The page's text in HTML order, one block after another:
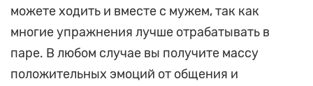
можете ходить и вместе с мужем, так как
многие упражнения лучше отрабатывать в
паре. В любом случае вы получите массу
положительных эмоций от общения и